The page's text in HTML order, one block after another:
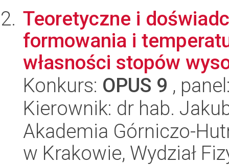
Teoretyczne i
formowania i
własności stopów
Konkurs: OPUS 9 ,
Kierownik: dr hab.
Akademia Górniczo-
w Krakowie, Wydział